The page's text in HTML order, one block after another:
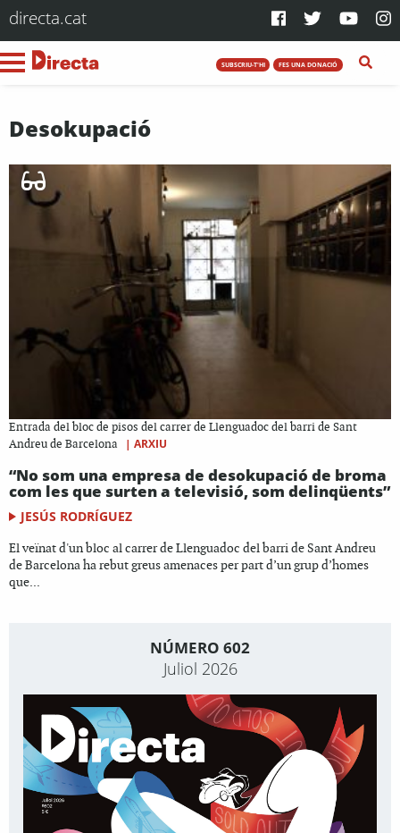
directa.cat
SUBSCRIU-T'HI FES UNA DONACIÓ
Desokupació
Entrada del bloc de pisos del carrer de Llenguadoc del barri de Sant
Andreu de Barcelona
| ARXIU
“No som una empresa de desokupació de broma
com les que surten a televisió, som delinqüents”
JESÚS RODRÍGUEZ
El veïnat d'un bloc al carrer de Llenguadoc del barri de Sant Andreu
de Barcelona ha rebut greus amenaces per part d’un grup d’homes
que...
NÚMERO 602
Juliol 2026